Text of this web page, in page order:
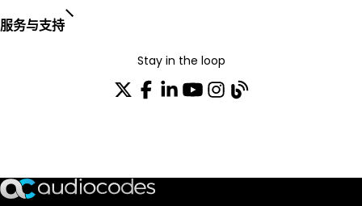
服务与支持
Stay in the loop